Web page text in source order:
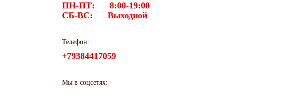
ПН-ПТ: 8:00-19:00
СБ-ВС: Выходной
Телефон:
+79384417059
Мы в соцсетях: